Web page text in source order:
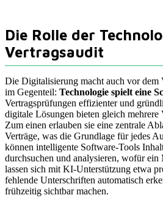
Die Rolle der
Vertragsaudit
Die Digitalisierung macht auch vor dem
im Gegenteil: Technologie spielt eine
Vertragsprüfungen effizienter und
digitale Lösungen bieten gleich mehrere
Zum einen erlauben sie eine zentrale
Verträge, was die Grundlage für jedes
können intelligente Software-Tools
durchsuchen und analysieren, wofür ein
lassen sich mit KI-Unterstützung etwa
fehlende Unterschriften automatisch
frühzeitig sichtbar machen.